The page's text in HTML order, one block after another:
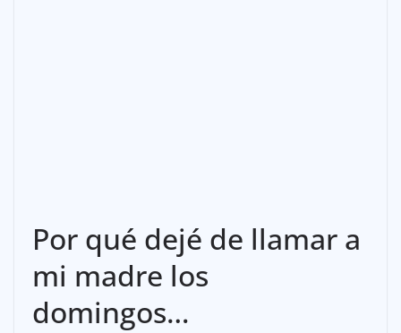
Por qué dejé de llamar a
mi madre los
domingos…